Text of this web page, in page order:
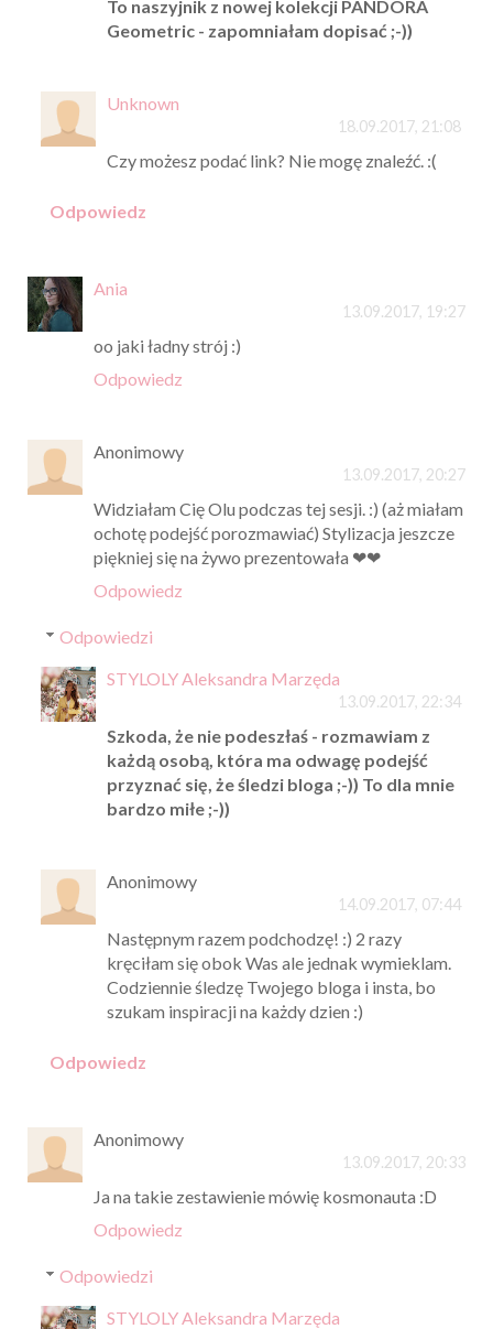
To naszyjnik z nowej kolekcji PANDORA
Geometric - zapomniałam dopisać ;-))
Unknown
18.09.2017, 21:08
Czy możesz podać link? Nie mogę znaleźć. :(
Odpowiedz
Ania
13.09.2017, 19:27
oo jaki ładny strój :)
Odpowiedz
Anonimowy
13.09.2017, 20:27
Widziałam Cię Olu podczas tej sesji. :) (aż miałam
ochotę podejść porozmawiać) Stylizacja jeszcze
piękniej się na żywo prezentowała ❤❤
Odpowiedz
Odpowiedzi
STYLOLY Aleksandra Marzęda
13.09.2017, 22:34
Szkoda, że nie podeszłaś - rozmawiam z
każdą osobą, która ma odwagę podejść
przyznać się, że śledzi bloga ;-)) To dla mnie
bardzo miłe ;-))
Anonimowy
14.09.2017, 07:44
Następnym razem podchodzę! :) 2 razy
kręciłam się obok Was ale jednak wymieklam.
Codziennie śledzę Twojego bloga i insta, bo
szukam inspiracji na każdy dzien :)
Odpowiedz
Anonimowy
13.09.2017, 20:33
Ja na takie zestawienie mówię kosmonauta :D
Odpowiedz
Odpowiedzi
STYLOLY Aleksandra Marzęda